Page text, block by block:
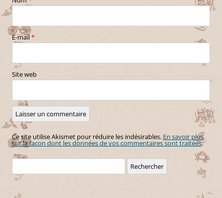
E-mail*
Site web
Ce site utilise Akismet pour réduire les indésirables. En savoir plus
sur la façon dont les données de vos commentaires sont traitées.